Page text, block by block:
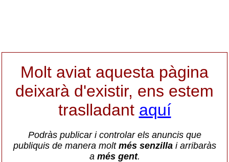
Molt aviat aquesta pàgina
deixarà d'existir, ens estem
traslladant aquí
Podràs publicar i controlar els anuncis que
publiquis de manera molt més senzillai arribaràs
a més gent.